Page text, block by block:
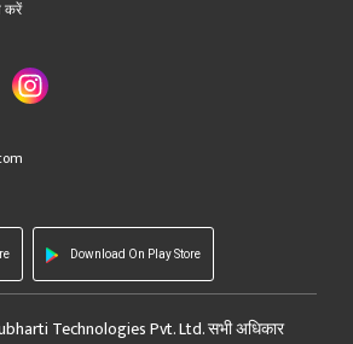
करें
Download On Play Store
Technologies Pvt. Ltd. सभी अधिकार